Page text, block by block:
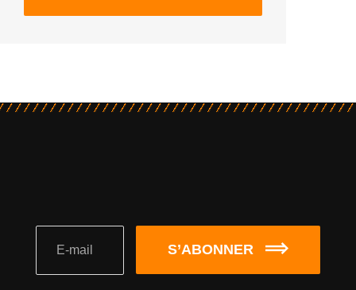
S’ABONNER